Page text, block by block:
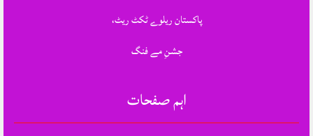
پاکستان ریلوے ٹکٹ ریٹ،
جشنِ مے فنگ
اہم صفحات